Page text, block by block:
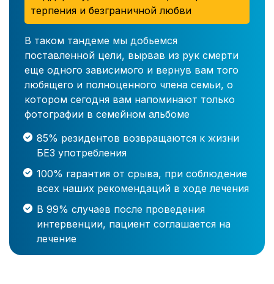
терпения и безграничной любви
В таком тандеме мы добьемся
поставленной цели, вырвав из рук смерти
еще одного зависимого и вернув вам того
любящего и полноценного члена семьи, о
котором сегодня вам напоминают только
фотографии в семейном альбоме
85% резидентов возвращаются к жизни
БЕЗ употребления
100% гарантия от срыва, при соблюдение
всех наших рекомендаций в ходе лечения
В 99% случаев после проведения
интервенции, пациент соглашается на
лечение